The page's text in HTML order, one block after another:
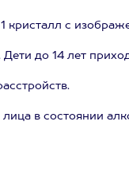
кристалл с
Дети до 14 лет
в состоянии